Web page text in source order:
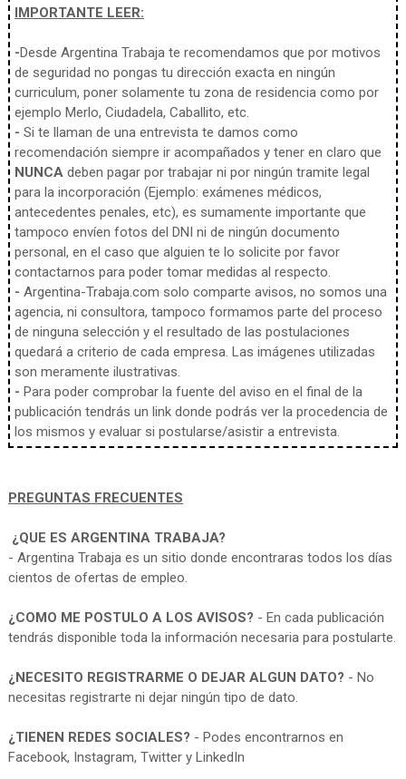
IMPORTANTE LEER:
-Desde Argentina Trabaja te recomendamos que por motivos
de seguridad no pongas tu dirección exacta en ningún
curriculum, poner solamente tu zona de residencia como por
ejemplo Merlo, Ciudadela, Caballito, etc.
- Si te llaman de una entrevista te damos como
recomendación siempre ir acompañados y tener en claro que
NUNCAdeben pagar por trabajar ni por ningún tramite legal
para la incorporación (Ejemplo: exámenes médicos,
antecedentes penales, etc), es sumamente importante que
tampoco envíen fotos del DNI ni de ningún documento
personal, en el caso que alguien te lo solicite por favor
contactarnos para poder tomar medidas al respecto.
- Argentina-Trabaja.com solo comparte avisos, no somos una
agencia, ni consultora, tampoco formamos parte del proceso
de ninguna selección y el resultado de las postulaciones
quedará a criterio de cada empresa. Las imágenes utilizadas
son meramente ilustrativas.
- Para poder comprobar la fuente del aviso en el final de la
publicación tendrás un link donde podrás ver la procedencia de
los mismos y evaluar si postularse/asistir a entrevista.
PREGUNTAS FRECUENTES
¿QUE ES ARGENTINA TRABAJA?
- Argentina Trabaja es un sitio donde encontraras todos los días
cientos de ofertas de empleo.
¿COMO ME POSTULO A LOS AVISOS? - En cada publicación
tendrás disponible toda la información necesaria para postularte.
¿NECESITO REGISTRARME O DEJAR ALGUN DATO? - No
necesitas registrarte ni dejar ningún tipo de dato.
¿TIENEN REDES SOCIALES? - Podes encontrarnos en
Facebook, Instagram, Twitter y LinkedIn